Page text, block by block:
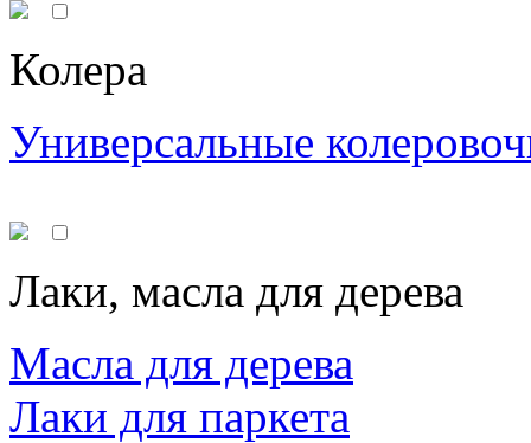
Колера
Универсальные
Лаки, масла для дерева
Масла для дерева
Лаки для паркета